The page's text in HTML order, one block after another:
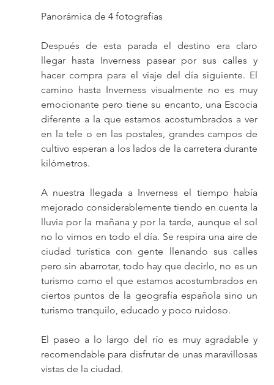
Panorámica de 4 fotografías
Después de esta parada el destino era claro
llegar hasta Inverness pasear por sus calles y
hacer compra para el viaje del día siguiente. El
camino hasta Inverness visualmente no es muy
emocionante pero tiene su encanto, una Escocia
diferente a la que estamos acostumbrados a ver
en la tele o en las postales, grandes campos de
cultivo esperan a los lados de la carretera durante
kilómetros.
A nuestra llegada a Inverness el tiempo había
mejorado considerablemente tiendo en cuenta la
lluvia por la mañana y por la tarde, aunque el sol
no lo vimos en todo el día. Se respira una aire de
ciudad turística con gente llenando sus calles
pero sin abarrotar, todo hay que decirlo, no es un
turismo como el que estamos acostumbrados en
ciertos puntos de la geografía española sino un
turismo tranquilo, educado y poco ruidoso.
El paseo a lo largo del río es muy agradable y
recomendable para disfrutar de unas maravillosas
vistas de la ciudad.